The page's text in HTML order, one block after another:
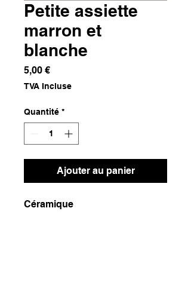
Petite assiette
marron et
blanche
5,00 €Prix
TVA Incluse
Quantité *
Ajouter au panier
Céramique